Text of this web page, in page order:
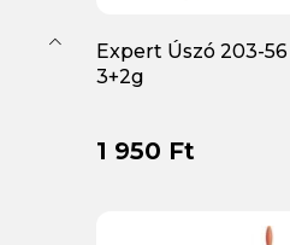
Expert Úszó 203-
3+2g
1 950 Ft